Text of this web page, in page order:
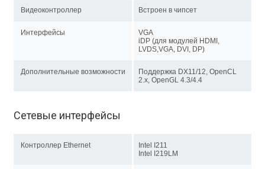
Видеоконтроллер Встроен в чипсет
Интерфейсы
VGA
iDP (для модулей HDMI,
LVDS,VGA, DVI, DP)
Дополнительные возможности
Поддержка DX11/12, OpenCL
2.x, OpenGL 4.3/4.4
Сетевые интерфейсы
Контроллер Ethernet
Intel I211
Intel I219LM